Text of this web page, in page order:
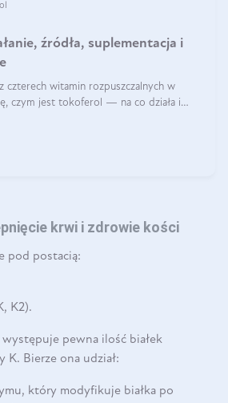
źródła, suplementacja i
czterech witamin rozpuszczalnych w
czym jest tokoferol — na co działa i
krwi i zdrowie kości
pod postacią:
K2).
pewna ilość białek
K. Bierze ona udział:
który modyfikuje białka po